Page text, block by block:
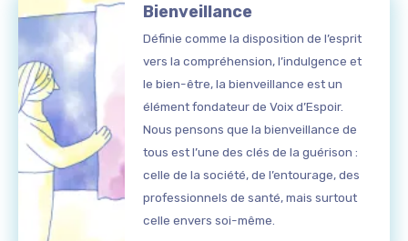
Bienveillance
Définie comme la disposition de l’esprit
vers la compréhension, l’indulgence et
le bien-être, la bienveillance est un
élément fondateur de Voix d’Espoir.
Nous pensons que la bienveillance de
tous est l’une des clés de la guérison :
celle de la société, de l’entourage, des
professionnels de santé, mais surtout
celle envers soi-même.